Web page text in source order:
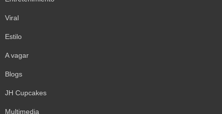
Viral
Estilo
A vagar
Blogs
JH Cupcakes
Multimedia